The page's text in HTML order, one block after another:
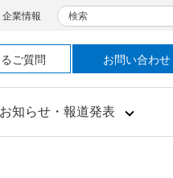
お知らせ・報道発表
企業情報 検索
ご質問 お問い合わせ